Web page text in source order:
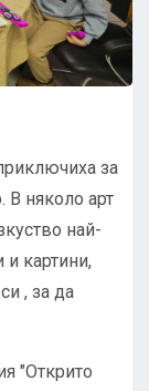
за
В няколо арт
най-
и картини,
, за да
"Открито